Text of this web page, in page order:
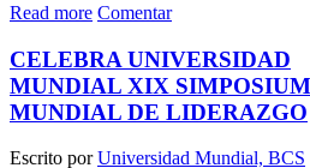
Read more Comentar
CELEBRA UNIVERSIDAD
MUNDIAL XIX SIMPOSIUM
MUNDIAL DE LIDERAZGO
Escrito porUniversidad Mundial, BCS